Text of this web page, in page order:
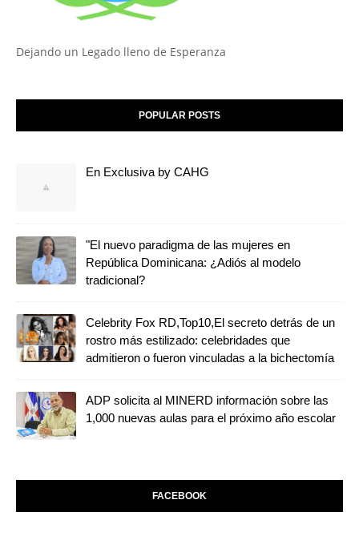
Dejando un Legado lleno de Esperanza
POPULAR POSTS
En Exclusiva by CAHG
"El nuevo paradigma de las mujeres en
República Dominicana: ¿Adiós al modelo
tradicional?
Celebrity Fox RD,Top10,El secreto detrás de un
rostro más estilizado: celebridades que
admitieron o fueron vinculadas a la bichectomía
ADP solicita al MINERD información sobre las
1,000 nuevas aulas para el próximo año escolar
FACEBOOK